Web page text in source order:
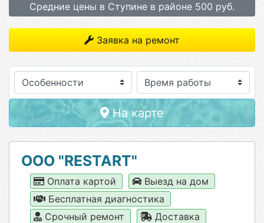
Средние цены в Ступине в районе 500 руб.
Заявка на ремонт
Особенности
На карте
ООО "RESTART"
Оплата картой
Выезд на дом
Бесплатная диагностика
Срочный ремонт
Доставка